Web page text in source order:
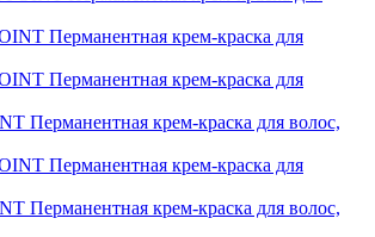
Перманентная крем-краска для
Перманентная крем-краска для волос,
Перманентная крем-краска для волос,